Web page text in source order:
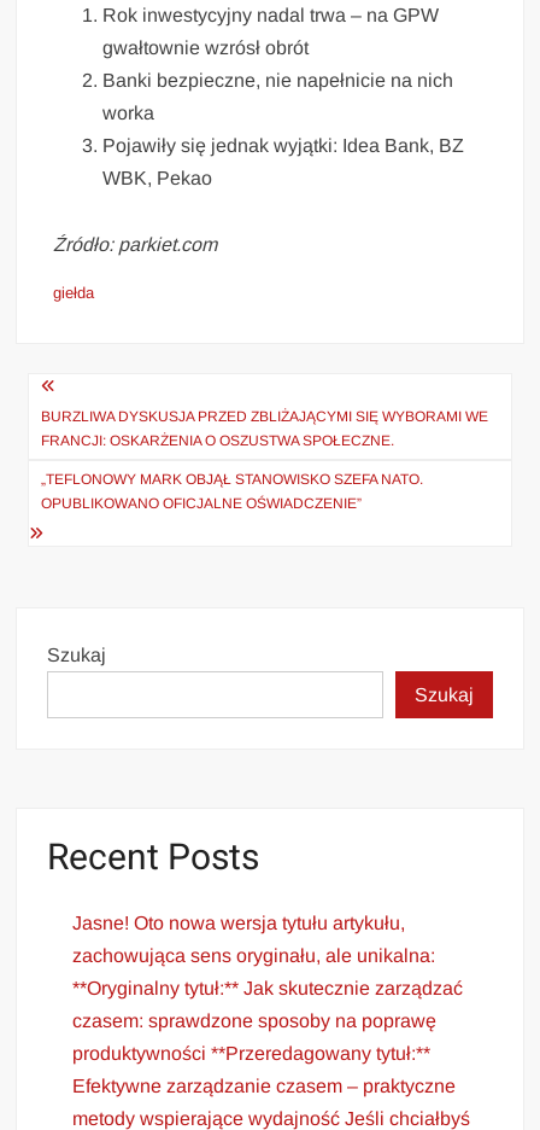
Rok inwestycyjny nadal trwa – na GPW
gwałtownie wzrósł obrót
Banki bezpieczne, nie napełnicie na nich
worka
Pojawiły się jednak wyjątki: Idea Bank, BZ
WBK, Pekao
Źródło: parkiet.com
giełda
Nawigacja
wpisu
BURZLIWA DYSKUSJA PRZED ZBLIŻAJĄCYMI SIĘ WYBORAMI WE
FRANCJI: OSKARŻENIA O OSZUSTWA SPOŁECZNE.
„TEFLONOWY MARK OBJĄŁ STANOWISKO SZEFA NATO.
OPUBLIKOWANO OFICJALNE OŚWIADCZENIE”
Szukaj
Szukaj
Recent Posts
Jasne! Oto nowa wersja tytułu artykułu,
zachowująca sens oryginału, ale unikalna:
**Oryginalny tytuł:** Jak skutecznie zarządzać
czasem: sprawdzone sposoby na poprawę
produktywności **Przeredagowany tytuł:**
Efektywne zarządzanie czasem – praktyczne
metody wspierające wydajność Jeśli chciałbyś